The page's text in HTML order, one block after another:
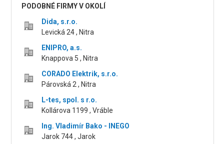
PODOBNÉ FIRMY V OKOLÍ
Dida, s.r.o.
Levická 24 , Nitra
ENIPRO, a.s.
Knappova 5 , Nitra
CORADO Elektrik, s.r.o.
Párovská 2 , Nitra
L-tes, spol. s r.o.
Kollárova 1199 , Vráble
Ing. Vladimír Bako - INEGO
Jarok 744 , Jarok